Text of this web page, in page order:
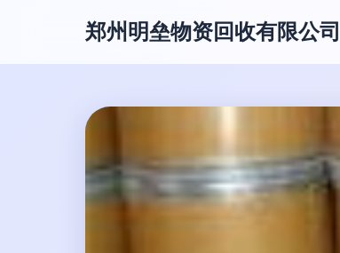
郑州明垒物资回收有限公司